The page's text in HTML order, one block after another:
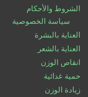
الشروط والأحكام
سياسة الخصوصية
العناية بالبشرة
العناية بالشعر
انقاص الوزن
حمية غدائية
زيادة الوزن